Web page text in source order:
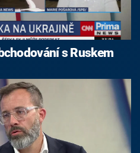
s Ruskem